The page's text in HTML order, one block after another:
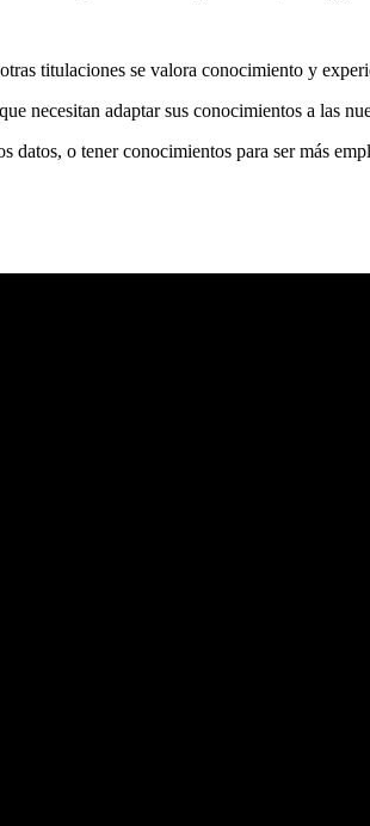
titulaciones se valora conocimiento y
necesitan adaptar sus conocimientos a las
datos, o tener conocimientos para ser más